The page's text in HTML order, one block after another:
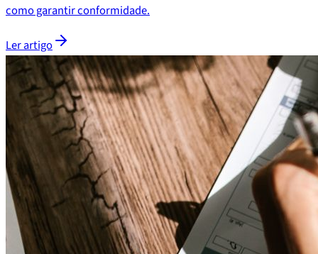
como garantir conformidade.
Ler artigo